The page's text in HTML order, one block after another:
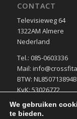
CONTACT
Televisieweg 64
1322AM Almere
Nederland
Tel.: 085-0603336
Mail:
BTW:
KvK: 53026772
We gebruiken
te bieden.